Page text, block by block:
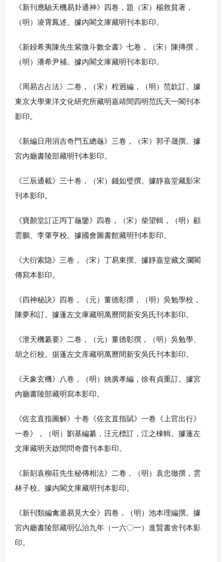
《新刊應驗天機易卦通神》四卷，題（宋）楊救貧著，
（明）凌霄鳳述。據内閣文庫藏明刊本影印。
《新鋟希夷陳先生紫微斗數全書》七卷，（宋）陳摶撰，
（明）潘希尹補。據内閣文庫藏明刊本影印。
《周易古占法》二卷，（宋）程迥編，（明）范欽訂。據
東京大學東洋文化研究所藏明嘉靖間四明范氏天一閣刊本
影印。
《新編日用涓吉奇門五總龜》三卷，（宋）郭子晟撰。據
宮內廳書陵部藏明刊本影印。
《三辰通載》三十卷，（宋）錢如璧撰。據靜嘉堂藏影宋
刊本影印。
《寶顏堂訂正丙丁龜鑒》四卷，（宋）柴望輯，（明）顧
雲鵬、李肇亨校。據國會圖書館藏明刊本影印。
《大衍索隐》三卷，（宋）丁易東撰。據靜嘉堂藏文瀾閣
傳寫本影印。
《四神秘訣》四卷，（元）董德彰撰，（明）吳勉學校，
陳夢和訂。據蓬左文庫藏明萬曆間新安吳氏刊本影印。
《泄天機纂要》二卷，（元）董德彰撰，（明）吳勉學、
胡之衍校。据蓬左文库藏明萬曆間新安吳氏刊本影印。
《天象玄機》八卷，（明）姚廣孝編，徐有貞重訂。據宮
內廳書陵部藏明寫本影印。
《佐玄直指圖解》十卷《佐玄直指賦》一卷《上官出行》
一卷》，（明）劉基編纂，汪元標訂，江之棟輯。據蓬左
文庫藏明天啟間問奇齋刊本影印。
《新刻袁柳莊先生秘傳相法》二卷，（明）袁忠徹撰，雲
林子校。據内閣文庫藏明刊本影印。
《新刊類編禽遁易見大全》四卷，（明）池本理編撰。據
宮內廳書陵部藏明弘治九年（一六〇一）進賢書舍刊本影
印。